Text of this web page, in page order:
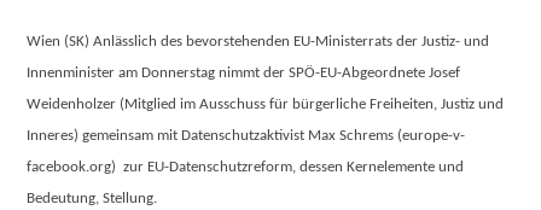
Wien (SK) Anlässlich des bevorstehenden EU-Ministerrats der Justiz- und
Innenminister am Donnerstag nimmt der SPÖ-EU-Abgeordnete Josef
Weidenholzer (Mitglied im Ausschuss für bürgerliche Freiheiten, Justiz und
Inneres) gemeinsam mit Datenschutzaktivist Max Schrems (europe-v-
facebook.org) zur EU-Datenschutzreform, dessen Kernelemente und
Bedeutung, Stellung.